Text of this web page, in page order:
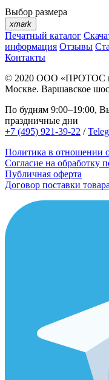
Выбор размера
xmark
Печатный каталог
информация Отзывы
Контакты
© 2020 ООО «ПРОТОС
Москве. Варшавское
По будням 9:00–19:00,
праздничные дни
+7 (495) 921-39-22 /
Политика в отношении
Согласие на обработку
Публичная оферта
Договор поставки товара